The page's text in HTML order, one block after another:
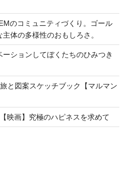
のコミュニティづくり。ゴール
体の多様性のおもしろさ。
ションしてぼくたちのひみつき
と図案スケッチブック【マルマン
映画】究極のハピネスを求めて